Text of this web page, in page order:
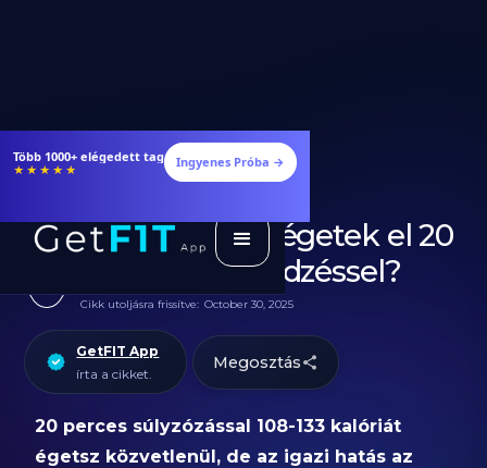
Több 1000+ elégedett tag
★★★★★ Ingyenes Próba →
Hány kalóriát égetek el 20
perc súlyzós edzéssel?
Cikk utoljásra frissítve: October 30, 2025
GetFIT App
írta a cikket.
Megosztás
20 perces súlyzózással 108-133 kalóriát
égetsz közvetlenül, de az igazi hatás az